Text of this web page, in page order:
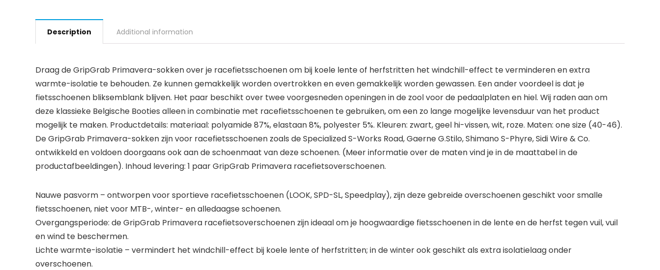
Description Additional information
Draag de GripGrab Primavera-sokken over je racefietsschoenen om bij koele lente of herfstritten het windchill-effect te verminderen en extra
warmte-isolatie te behouden. Ze kunnen gemakkelijk worden overtrokken en even gemakkelijk worden gewassen. Een ander voordeel is dat je
fietsschoenen bliksemblank blijven. Het paar beschikt over twee voorgesneden openingen in de zool voor de pedaalplaten en hiel. Wij raden aan om
deze klassieke Belgische Booties alleen in combinatie met racefietsschoenen te gebruiken, om een zo lange mogelijke levensduur van het product
mogelijk te maken. Productdetails: materiaal: polyamide 87%, elastaan 8%, polyester 5%. Kleuren: zwart, geel hi-vissen, wit, roze. Maten: one size (40-46).
De GripGrab Primavera-sokken zijn voor racefietsschoenen zoals de Specialized S-Works Road, Gaerne G.Stilo, Shimano S-Phyre, Sidi Wire & Co.
ontwikkeld en voldoen doorgaans ook aan de schoenmaat van deze schoenen. (Meer informatie over de maten vind je in de maattabel in de
productafbeeldingen). Inhoud levering: 1 paar GripGrab Primavera racefietsoverschoenen.
Nauwe pasvorm – ontworpen voor sportieve racefietsschoenen (LOOK, SPD-SL, Speedplay), zijn deze gebreide overschoenen geschikt voor smalle
fietsschoenen, niet voor MTB-, winter- en alledaagse schoenen.
Overgangsperiode: de GripGrab Primavera racefietsoverschoenen zijn ideaal om je hoogwaardige fietsschoenen in de lente en de herfst tegen vuil, vuil
en wind te beschermen.
Lichte warmte-isolatie – vermindert het windchill-effect bij koele lente of herfstritten; in de winter ook geschikt als extra isolatielaag onder
overschoenen.